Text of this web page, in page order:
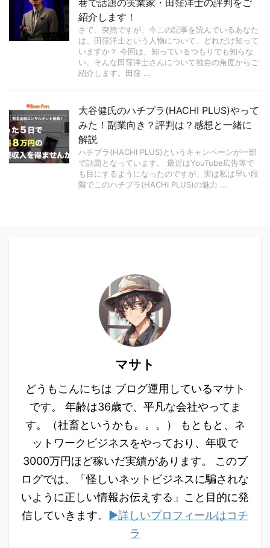
巷で話題の実業家・田窪洋士の評判をご
紹介します！
さて、突然ですが、今この記事を読んでいるあなた
は、田窪洋士という人物について、どれだけ知って
いますか？ 今回は、知っているつもりでも知らな
い、そんな田窪洋士さんについて独自の角度からご
紹介します。田窪 ...
大谷健氏のハチプラ(HACHI PLUS)やって
みた！副業向き？評判は？感想と一緒に
解説
ハチプラ(HACHI PLUS)というキャンペーンが一部
で話題となっています。 最近はYouTube広告等で
も目にするようになったのですが、実は私は早い段
階でこのハチプラ(HACHI PLUS)の魅力 ...
マサト
どうもこんにちは ブログ運用しているマサト
です。 年齢は36歳で、平凡な会社やってま
す。（社畜というかも。。。） もともと、ネ
ットワークビジネスをやっており、年収で
3000万円ほど稼いだ実績があります。 このブ
ログでは、「怪しいネットビジネスに騙されな
いように正しい情報お伝えする」こと目的に発
信していきます。
▶詳しいプロフィールはコチ
ラ